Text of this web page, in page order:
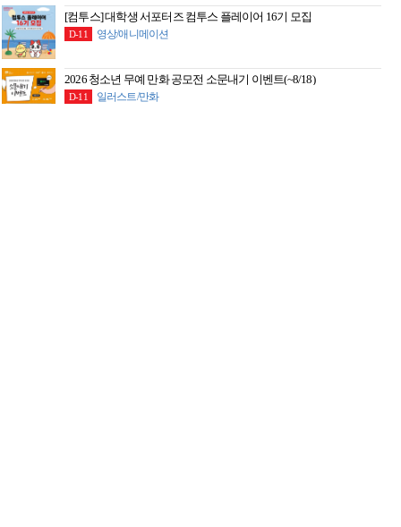
[컴투스] 대학생 서포터즈 컴투스 플레이어 16기 모집
D-11 영상/애니메이션
2026 청소년 무예 만화 공모전 소문내기 이벤트(~8/18)
D-11 일러스트/만화